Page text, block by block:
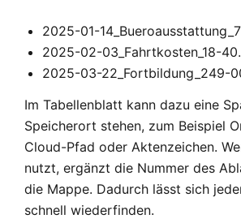
2025-01-
2025-02-03_Fahrtkosten_18-
2025-03-22_Fortbildung_249-
Im Tabellenblatt kann dazu eine
Speicherort stehen, zum Beispiel
Cloud-Pfad oder Aktenzeichen.
nutzt, ergänzt die Nummer des
die Mappe. Dadurch lässt sich
schnell wiederfinden.